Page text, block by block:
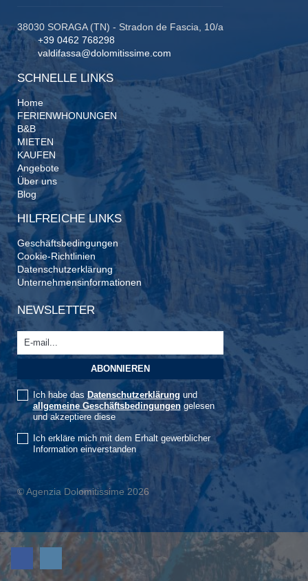
38030 SORAGA (TN) - Stradon de Fascia, 10/a
+39 0462 768298
valdifassa@dolomitissime.com
SCHNELLE LINKS
Home
FERIENWHONUNGEN
B&B
MIETEN
KAUFEN
Angebote
Über uns
Blog
HILFREICHE LINKS
Geschäftsbedingungen
Cookie-Richtlinien
Datenschutzerklärung
Unternehmensinformationen
NEWSLETTER
Ich habe das Datenschutzerklärung und
allgemeine Geschäftsbedingungengelesen
und akzeptiere diese
Ich erkläre mich mit dem Erhalt gewerblicher
Information einverstanden
© Agenzia Dolomitissime 2026